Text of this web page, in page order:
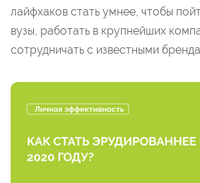
лайфхаков стать умнее, чтобы
вузы, работать в крупнейших
сотрудничать с известными